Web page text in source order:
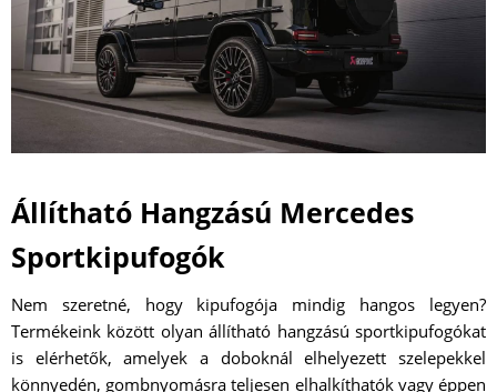
Állítható Hangzású Mercedes
Sportkipufogók
Nem szeretné, hogy kipufogója mindig hangos legyen?
Termékeink között olyan állítható hangzású sportkipufogókat
is elérhetők, amelyek a doboknál elhelyezett szelepekkel
könnyedén, gombnyomásra teljesen elhalkíthatók vagy éppen